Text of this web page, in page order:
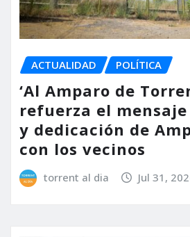
ACTUALIDAD POLÍTICA
‘Al Amparo de
refuerza el
y dedicación de
con los vecinos
torrent al dia Jul 31,